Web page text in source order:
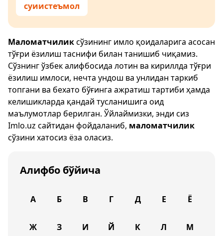
суиистеъмол
Маломатчиликсўзининг имло қоидаларига асосан
тўғри ёзилиш таснифи билан танишиб чиқамиз.
Сўзнинг ўзбек алифбосида лотин ва кириллда тўғри
ёзилиш имлоси, нечта ундош ва унлидан таркиб
топгани ва бехато бўғинга ажратиш тартиби ҳамда
келишикларда қандай тусланишига оид
маълумотлар берилган. Ўйлаймизки, энди сиз
Imlo.uz сайтидан фойдаланиб, маломатчилик
сўзини хатосиз ёза оласиз.
Алифбо бўйича
А Б В Г Д Е Ё
Ж З И Й К Л М